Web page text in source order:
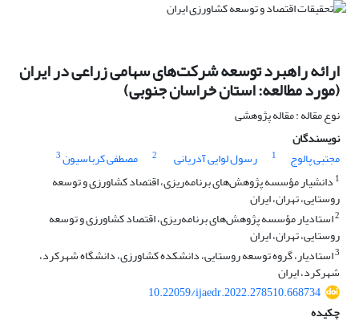
ارائه راهبرد توسعه شرکت‌های سهامی زراعی در ایران
(مورد مطالعه: استان خراسان جنوبی)
نوع مقاله : مقاله پژوهشی
نویسندگان
مجتبی پالوج
1 رسول لوایی آدریانی 2 مصطفی کرباسیون3
1 دانشیار مؤسسه پژوهش‌های برنامه‌ریزی، اقتصاد کشاورزی و توسعه
روستایی، تهران، ایران
2استادیار مؤسسه پژوهش‌های برنامه‌ریزی، اقتصاد کشاورزی و توسعه
روستایی، تهران، ایران
3استادیار، گروه توسعه روستایی، دانشکده کشاورزی، دانشگاه شهرکرد،
شهرکرد، ایران
10.22059/ijaedr.2022.278510.668734
چکیده